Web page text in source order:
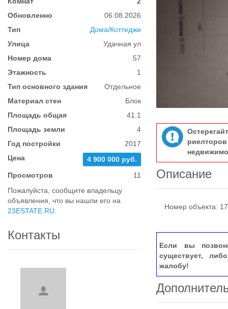
Обновленно
06.08.2026
Тип
Дома/Коттеджи
Улица
Удачная ул
Номер дома
57
Этажность
1
Тип основного здания
Отдельное
Материал стен
Блок
Площадь общая
41.1
Площадь земли
4
Год постройки
2017
Цена
4 900 000 руб.
Просмотров
11
Пожалуйста, сообщите владельцу
объявления, что вы нашли его на
23ESTATE.RU
Контакты
Описание
Номер объекта:
Если вы
существует,
жалобу!